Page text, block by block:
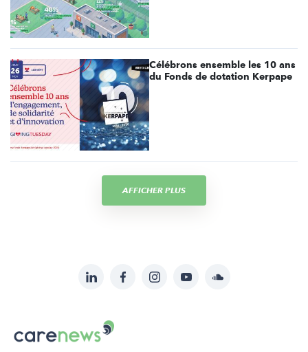
Célébrons ensemble les 10 ans
du Fonds de dotation Kerpape
AFFICHER PLUS
sur:
LinkedInFacebookInstagramYouTubeSoundcloud
Le